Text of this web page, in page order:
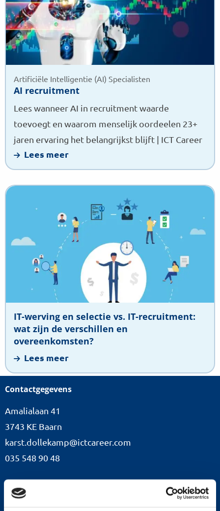
Artificiële Intelligentie (AI) Specialisten
AI recruitment
Lees wanneer AI in recruitment waarde
toevoegt en waarom menselijk oordeelen 23+
jaren ervaring het belangrijkst blijft | ICT Career
Lees meer
IT-werving en selectie vs. IT-recruitment:
wat zijn de verschillen en
overeenkomsten?
Lees meer
Lees
werving
selectie
recruitment:
zijn
verschillen
en
overeenkomsten?
Contactgegevens
Amalialaan 41
3743 KE Baarn
karst.dollekamp@ictcareer.com
035 548 90 48
Werving van specialisten